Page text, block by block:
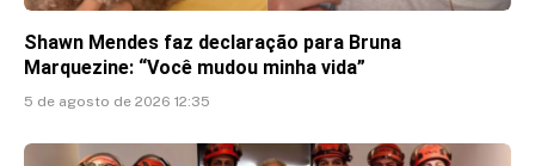
Shawn Mendes faz declaração para Bruna
Marquezine: “Você mudou minha vida”
5 de agosto de 2026 12:35